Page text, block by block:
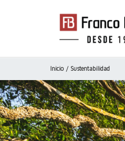
Inicio / Sustentabilidad